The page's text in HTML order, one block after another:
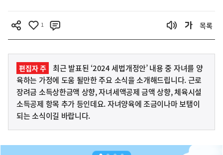
1 목록
편집자 주
최근 발표된 ‘2024 세법개정안’ 내용 중 자녀를 양
육하는 가정에 도움 될만한 주요 소식을 소개해드립니다. 근로
장려금 소득상한금액 상향, 자녀세액공제 금액 상향, 체육시설
소득공제 항목 추가 등인데요. 자녀양육에 조금이나마 보탬이
되는 소식이길 바랍니다.